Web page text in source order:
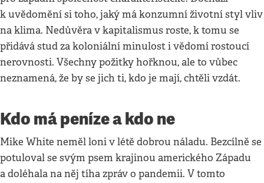
k uvědomění si toho, jaký má konzumní životní styl vliv
na klima. Nedůvěra v kapitalismus roste, k tomu se
přidává stud za koloniální minulost i vědomí rostoucí
nerovnosti. Všechny požitky hořknou, ale to vůbec
neznamená, že by se jich ti, kdo je mají, chtěli vzdát.
Kdo má peníze a kdo ne
Mike White neměl loni v létě dobrou náladu. Bezcílně se
potuloval se svým psem krajinou amerického Západu
a doléhala na něj tíha zpráv o pandemii. V tomto